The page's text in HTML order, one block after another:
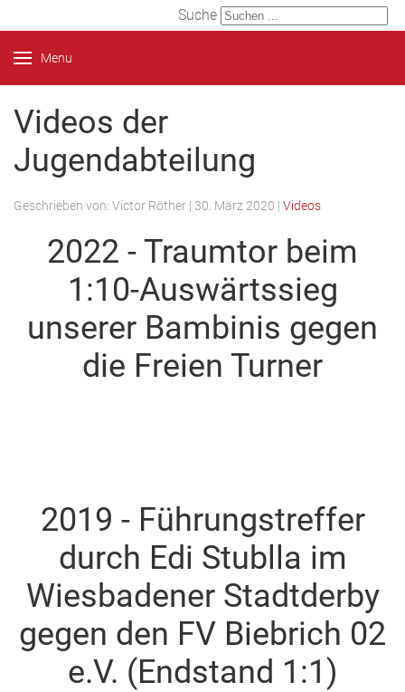
Suche
Menu
Videos der
Jugendabteilung
Geschrieben von: Victor Röther | 30. März 2020 | Videos
2022 - Traumtor beim
1:10-Auswärtssieg
unserer Bambinis gegen
die Freien Turner
2019 - Führungstreffer
durch Edi Stublla im
Wiesbadener Stadtderby
gegen den FV Biebrich 02
e.V. (Endstand 1:1)